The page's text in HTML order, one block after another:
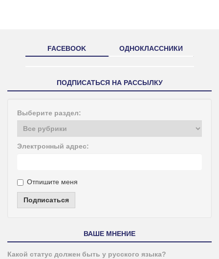
FACEBOOK ОДНОКЛАССНИКИ
ПОДПИСАТЬСЯ НА РАССЫЛКУ
Выберите раздел:
Электронный адрес:
Отпишите меня
Подписаться
ВАШЕ МНЕНИЕ
Какой статус должен быть у русского языка?